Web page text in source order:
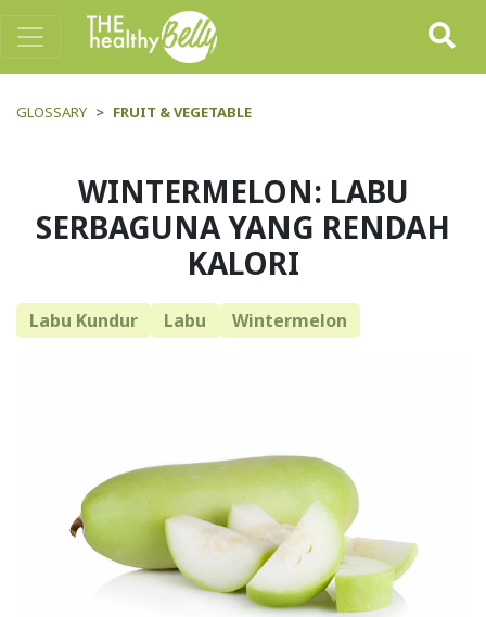
GLOSSARY FRUIT & VEGETABLE
WINTERMELON: LABU
SERBAGUNA YANG RENDAH
KALORI
Labu Kundur Labu Wintermelon